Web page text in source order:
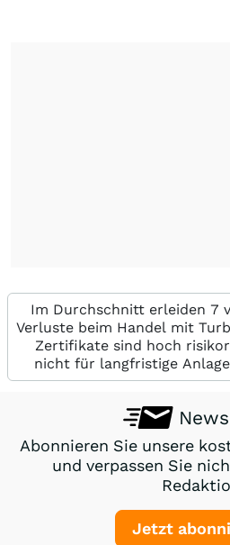
Im Durchschnitt erleiden 7
Verluste beim Handel mit
Zertifikate sind hoch
nicht für langfristige
Abonnieren Sie unsere
und verpassen Sie
Jetzt